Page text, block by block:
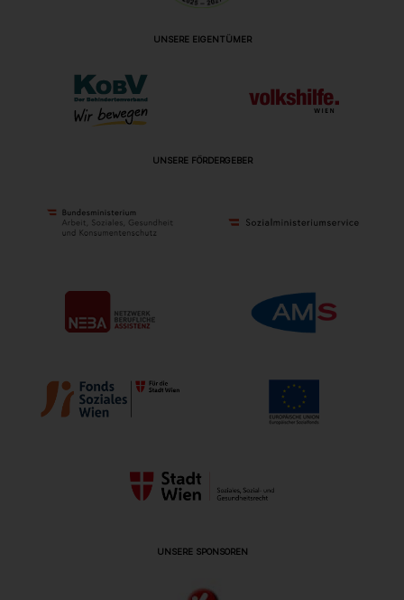
UNSERE EIGENTÜMER
UNSERE FÖRDERGEBER
UNSERE SPONSOREN